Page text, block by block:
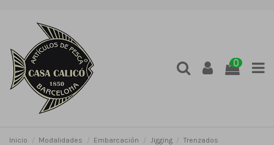
0
Inicio Modalidades Embarcación Jigging Trenzados